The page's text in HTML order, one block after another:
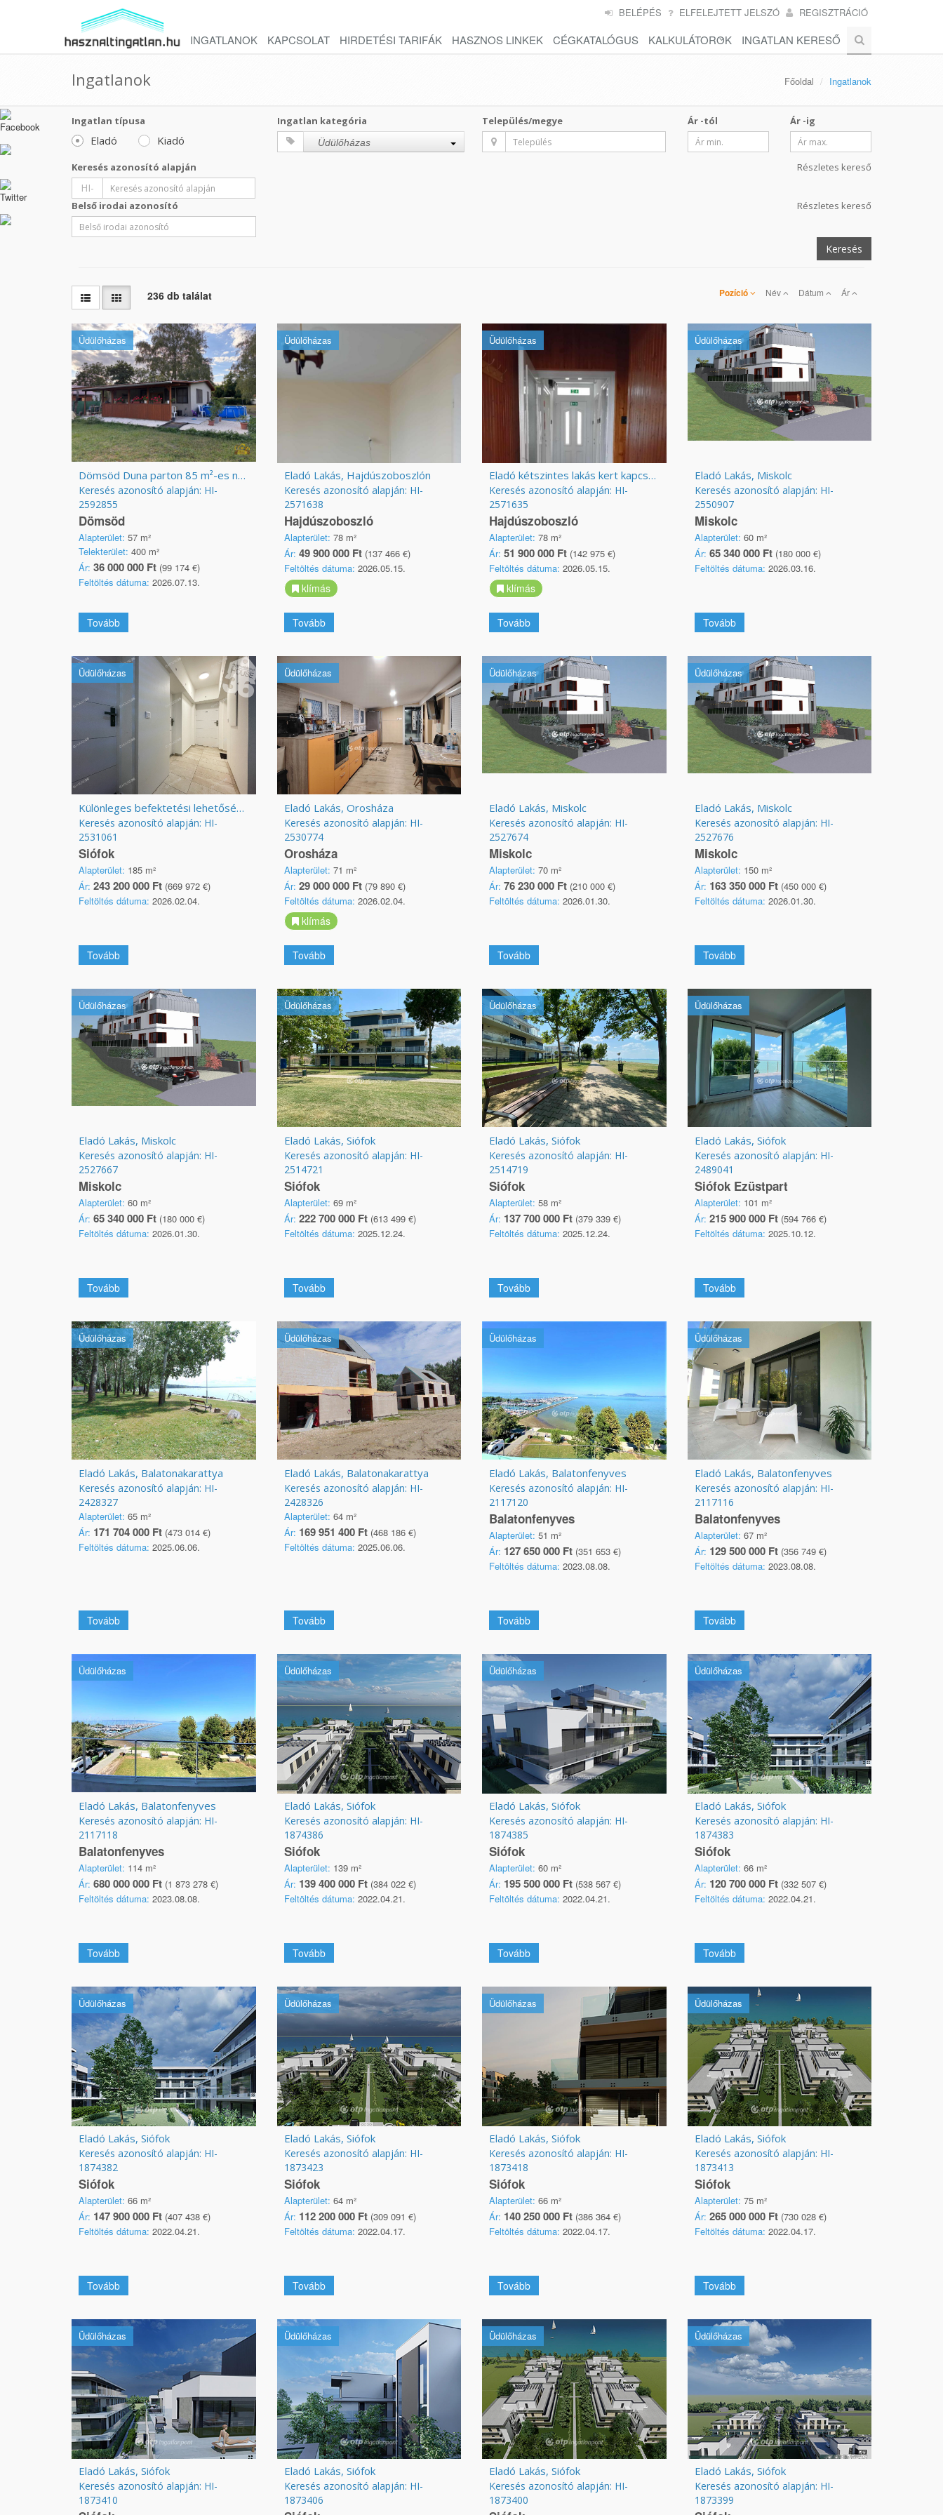
BELÉPÉS ELFELEJTETT JELSZÓ REGISZTRÁCIÓ
INGATLANOK KAPCSOLAT HIRDETÉSI TARIFÁK HASZNOS LINKEK CÉGKATALÓGUS KALKULÁTOROK INGATLAN KERESŐ
Ingatlanok Főoldal Ingatlanok
Ingatlan típusa
Eladó Kiadó
Ingatlan kategória
Üdülőházas
Település/megye Ár -tól Ár -ig
Keresés azonosító alapján
HI-
Részletes kereső
Belső irodai azonosító Részletes kereső
Keresés
236 db találat Pozíció Név Dátum Ár
Üdülőházas
Dömsöd Duna parton 85 m²-es nyaraló!
Keresés azonosító alapján: HI-
2592855
Dömsöd
Alapterület: 57 m²
Telekterület: 400 m²
Ár: 36 000 000 Ft (99 174 €)
Feltöltés dátuma: 2026.07.13.
Tovább
Üdülőházas
Eladó Lakás, Hajdúszoboszlón
Keresés azonosító alapján: HI-
2571638
Hajdúszoboszló
Alapterület: 78 m²
Ár: 49 900 000 Ft(137 466 €)
Feltöltés dátuma: 2026.05.15.
klímás
Tovább
Üdülőházas
Eladó kétszintes lakás kert kapcsolattal, Hajdúszoboszlón
Keresés azonosító alapján: HI-
2571635
Hajdúszoboszló
Alapterület: 78 m²
Ár: 51 900 000 Ft (142 975 €)
Feltöltés dátuma: 2026.05.15.
klímás
Tovább
Üdülőházas
Eladó Lakás, Miskolc
Keresés azonosító alapján: HI-
2550907
Miskolc
Alapterület: 60 m²
Ár: 65 340 000 Ft(180 000 €)
Feltöltés dátuma: 2026.03.16.
Tovább
Üdülőházas
Különleges befektetési lehetőség Siófokon
Keresés azonosító alapján: HI-
2531061
Siófok
Alapterület: 185 m²
Ár: 243 200 000 Ft (669 972 €)
Feltöltés dátuma: 2026.02.04.
Tovább
Üdülőházas
Eladó Lakás, Orosháza
Keresés azonosító alapján: HI-
2530774
Orosháza
Alapterület: 71 m²
Ár: 29 000 000 Ft(79 890 €)
Feltöltés dátuma: 2026.02.04.
klímás
Tovább
Üdülőházas
Eladó Lakás, Miskolc
Keresés azonosító alapján: HI-
2527674
Miskolc
Alapterület: 70 m²
Ár: 76 230 000 Ft (210 000 €)
Feltöltés dátuma: 2026.01.30.
Tovább
Üdülőházas
Eladó Lakás, Miskolc
Keresés azonosító alapján: HI-
2527676
Miskolc
Alapterület: 150 m²
Ár: 163 350 000 Ft(450 000 €)
Feltöltés dátuma: 2026.01.30.
Tovább
Üdülőházas
Eladó Lakás, Miskolc
Keresés azonosító alapján: HI-
2527667
Miskolc
Alapterület: 60 m²
Ár: 65 340 000 Ft (180 000 €)
Feltöltés dátuma: 2026.01.30.
Tovább
Üdülőházas
Eladó Lakás, Siófok
Keresés azonosító alapján: HI-
2514721
Siófok
Alapterület: 69 m²
Ár: 222 700 000 Ft(613 499 €)
Feltöltés dátuma: 2025.12.24.
Tovább
Üdülőházas
Eladó Lakás, Siófok
Keresés azonosító alapján: HI-
2514719
Siófok
Alapterület: 58 m²
Ár: 137 700 000 Ft (379 339 €)
Feltöltés dátuma: 2025.12.24.
Tovább
Üdülőházas
Eladó Lakás, Siófok
Keresés azonosító alapján: HI-
2489041
Siófok Ezüstpart
Alapterület: 101 m²
Ár: 215 900 000 Ft(594 766 €)
Feltöltés dátuma: 2025.10.12.
Tovább
Üdülőházas
Eladó Lakás, Balatonakarattya
Keresés azonosító alapján: HI-
2428327
Alapterület: 65 m²
Ár: 171 704 000 Ft (473 014 €)
Feltöltés dátuma: 2025.06.06.
Tovább
Üdülőházas
Eladó Lakás, Balatonakarattya
Keresés azonosító alapján: HI-
2428326
Alapterület: 64 m²
Ár: 169 951 400 Ft(468 186 €)
Feltöltés dátuma: 2025.06.06.
Tovább
Üdülőházas
Eladó Lakás, Balatonfenyves
Keresés azonosító alapján: HI-
2117120
Balatonfenyves
Alapterület: 51 m²
Ár: 127 650 000 Ft (351 653 €)
Feltöltés dátuma: 2023.08.08.
Tovább
Üdülőházas
Eladó Lakás, Balatonfenyves
Keresés azonosító alapján: HI-
2117116
Balatonfenyves
Alapterület: 67 m²
Ár: 129 500 000 Ft(356 749 €)
Feltöltés dátuma: 2023.08.08.
Tovább
Üdülőházas
Eladó Lakás, Balatonfenyves
Keresés azonosító alapján: HI-
2117118
Balatonfenyves
Alapterület: 114 m²
Ár: 680 000 000 Ft (1 873 278 €)
Feltöltés dátuma: 2023.08.08.
Tovább
Üdülőházas
Eladó Lakás, Siófok
Keresés azonosító alapján: HI-
1874386
Siófok
Alapterület: 139 m²
Ár: 139 400 000 Ft(384 022 €)
Feltöltés dátuma: 2022.04.21.
Tovább
Üdülőházas
Eladó Lakás, Siófok
Keresés azonosító alapján: HI-
1874385
Siófok
Alapterület: 60 m²
Ár: 195 500 000 Ft (538 567 €)
Feltöltés dátuma: 2022.04.21.
Tovább
Üdülőházas
Eladó Lakás, Siófok
Keresés azonosító alapján: HI-
1874383
Siófok
Alapterület: 66 m²
Ár: 120 700 000 Ft(332 507 €)
Feltöltés dátuma: 2022.04.21.
Tovább
Üdülőházas
Eladó Lakás, Siófok
Keresés azonosító alapján: HI-
1874382
Siófok
Alapterület: 66 m²
Ár: 147 900 000 Ft (407 438 €)
Feltöltés dátuma: 2022.04.21.
Tovább
Üdülőházas
Eladó Lakás, Siófok
Keresés azonosító alapján: HI-
1873423
Siófok
Alapterület: 64 m²
Ár: 112 200 000 Ft(309 091 €)
Feltöltés dátuma: 2022.04.17.
Tovább
Üdülőházas
Eladó Lakás, Siófok
Keresés azonosító alapján: HI-
1873418
Siófok
Alapterület: 66 m²
Ár: 140 250 000 Ft (386 364 €)
Feltöltés dátuma: 2022.04.17.
Tovább
Üdülőházas
Eladó Lakás, Siófok
Keresés azonosító alapján: HI-
1873413
Siófok
Alapterület: 75 m²
Ár: 265 000 000 Ft(730 028 €)
Feltöltés dátuma: 2022.04.17.
Tovább
Üdülőházas
Eladó Lakás, Siófok
Keresés azonosító alapján: HI-
1873410
Üdülőházas
Eladó Lakás, Siófok
Keresés azonosító alapján: HI-
1873406
Üdülőházas
Eladó Lakás, Siófok
Keresés azonosító alapján: HI-
1873400
Üdülőházas
Eladó Lakás, Siófok
Keresés azonosító alapján: HI-
1873399